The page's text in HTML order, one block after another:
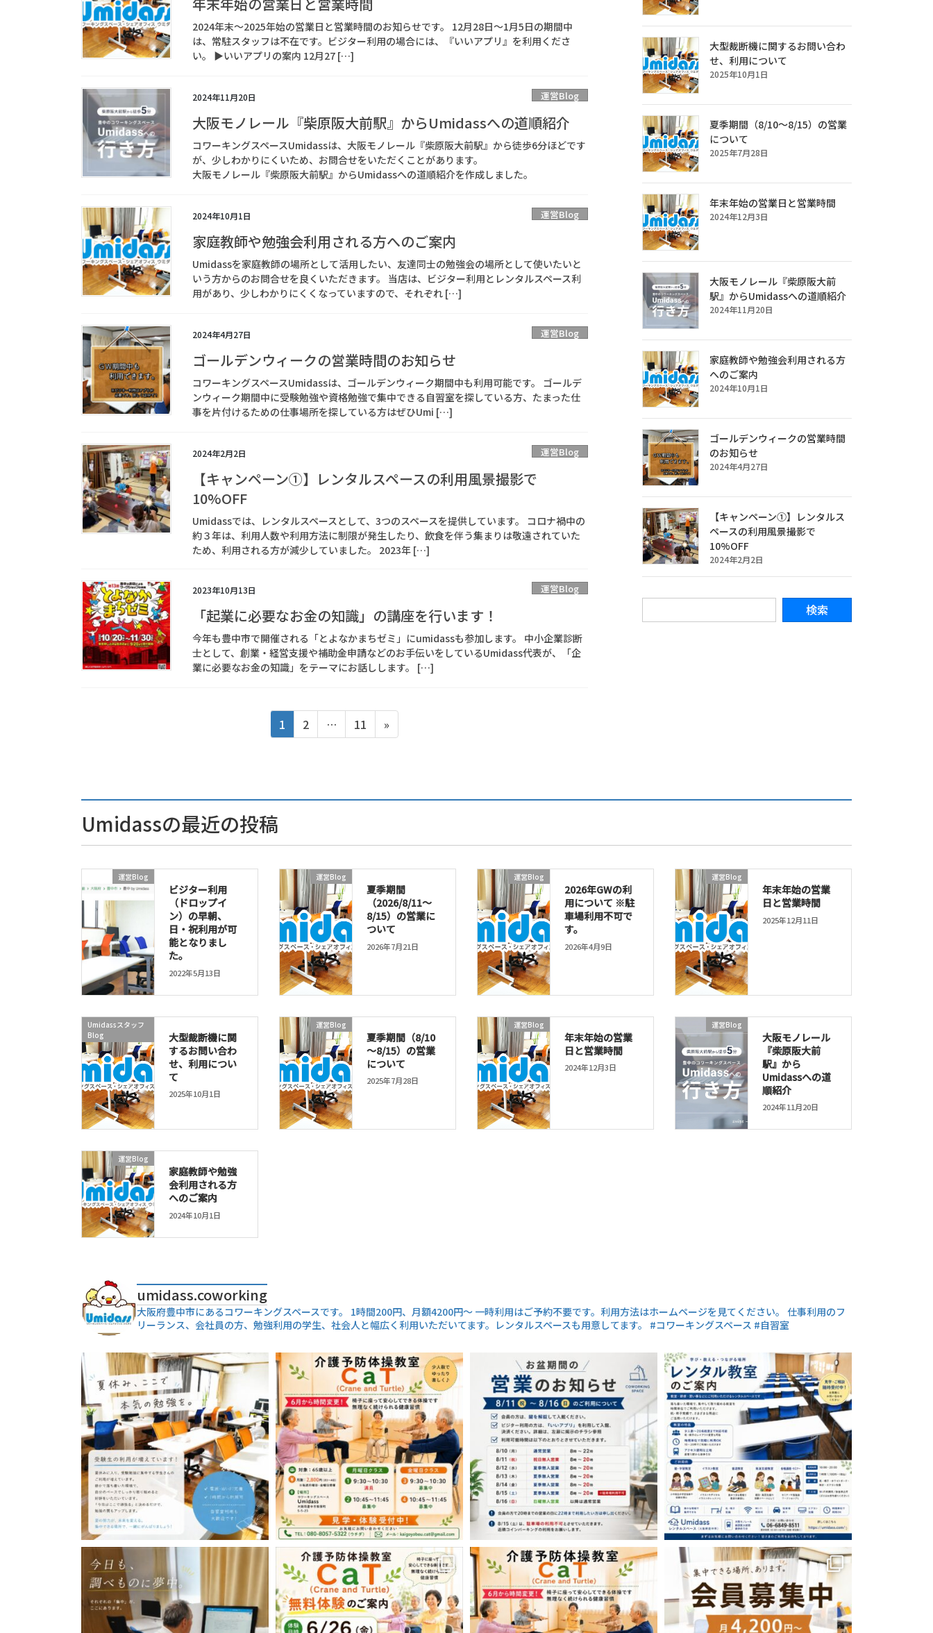
2024年末～2025年始の営業日と営業時間のお知らせです。 12月28日～1月5日の期間中
は、常駐スタッフは不在です。ビジター利用の場合には、『いいアプリ』を利用くださ
い。 ▶いいアプリの案内 12月27 […]
2024年11月20日 運営Blog
大阪モノレール『柴原阪大前駅』からUmidassへの道順紹介
コワーキングスペースUmidassは、大阪モノレール『柴原阪大前駅』から徒歩6分ほどです
が、少しわかりにくいため、お問合せをいただくことがあります。
大阪モノレール『柴原阪大前駅』からUmidassへの道順紹介を作成しました。
2024年10月1日 運営Blog
家庭教師や勉強会利用される方へのご案内
Umidassを家庭教師の場所として活用したい、友達同士の勉強会の場所として使いたいと
いう方からのお問合せを良くいただきます。 当店は、ビジター利用とレンタルスペース利
用があり、少しわかりにくくなっていますので、それぞれ […]
2024年4月27日 運営Blog
ゴールデンウィークの営業時間のお知らせ
コワーキングスペースUmidassは、ゴールデンウィーク期間中も利用可能です。 ゴールデ
ンウィーク期間中に受験勉強や資格勉強で集中できる自習室を探している方、たまった仕
事を片付けるための仕事場所を探している方はぜひUmi […]
2024年2月2日 運営Blog
【キャンペーン①】レンタルスペースの利用風景撮影で
10%OFF
Umidassでは、レンタルスペースとして、3つのスペースを提供しています。 コロナ禍中の
約３年は、利用人数や利用方法に制限が発生したり、飲食を伴う集まりは敬遠されていた
ため、利用される方が減少していました。 2023年 […]
2023年10月13日 運営Blog
「起業に必要なお金の知識」の講座を行います！
今年も豊中市で開催される「とよなかまちゼミ」にumidassも参加します。 中小企業診断
士として、創業・経営支援や補助金申請などのお手伝いをしているUmidass代表が、「企
業に必要なお金の知識」をテーマにお話しします。 […]
ー
ジ
り
ペ
ー
1
ペ
ー
2 …
ペ
ー
11 »
大型裁断機に関するお問い合わ
せ、利用について
2025年10月1日
夏季期間（8/10～8/15）の営業
について
2025年7月28日
年末年始の営業日と営業時間
2024年12月3日
大阪モノレール『柴原阪大前
駅』からUmidassへの道順紹介
2024年11月20日
家庭教師や勉強会利用される方
へのご案内
2024年10月1日
ゴールデンウィークの営業時間
のお知らせ
2024年4月27日
【キャンペーン①】レンタルス
ペースの利用風景撮影で
10%OFF
2024年2月2日
Umidassの最近の投稿
運営Blog
ビジター利用
（ドロップイ
ン）の早朝、
日・祝利用が可
能となりまし
た。
2022年5月13日
運営Blog
夏季期間
（2026/8/11～
8/15）の営業に
ついて
2026年7月21日
運営Blog
2026年GWの利
用について ※駐
車場利用不可で
す。
2026年4月9日
運営Blog
年末年始の営業
日と営業時間
2025年12月11日
Umidassスタッフ
Blog
大型裁断機に関
するお問い合わ
せ、利用につい
て
2025年10月1日
運営Blog
夏季期間（8/10
～8/15）の営業
について
2025年7月28日
運営Blog
年末年始の営業
日と営業時間
2024年12月3日
運営Blog
大阪モノレール
『柴原阪大前
駅』から
Umidassへの道
順紹介
2024年11月20日
運営Blog
家庭教師や勉強
会利用される方
へのご案内
2024年10月1日
umidass.coworking
大阪府豊中市にあるコワーキングスペースです。 1時間200円、月額4200円～ 一時利用はご予約不要です。利用方法はホームページを見てください。
仕事利用のフ
リーランス、会社員の方、勉強利用の学生、社会人と幅広く利用いただいてます。レンタルスペースも用意してます。
#コワーキングスペース #自習室